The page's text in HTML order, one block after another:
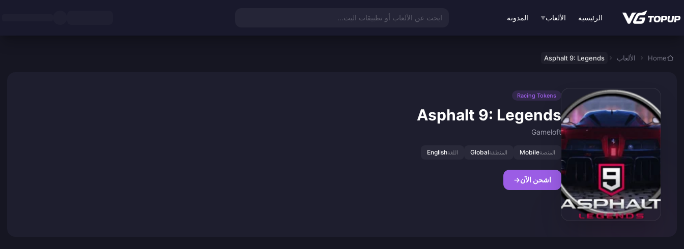
الرئيسية الألعاب▼ المدونة ابحث عن الألعاب أو تطبيقات البث...
Home الألعاب Asphalt 9: Legends
Racing Tokens
Asphalt 9: Legends
Gameloft
المنصةMobile المنطقةGlobal اللغةEnglish
اشحن الآن→